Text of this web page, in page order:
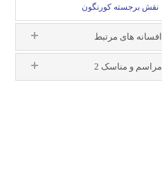
نقش برجسته کورنگون
افسانه های مرتبط
مراسم و مناسک 2